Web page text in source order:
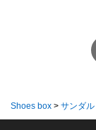
Shoes box > サンダル